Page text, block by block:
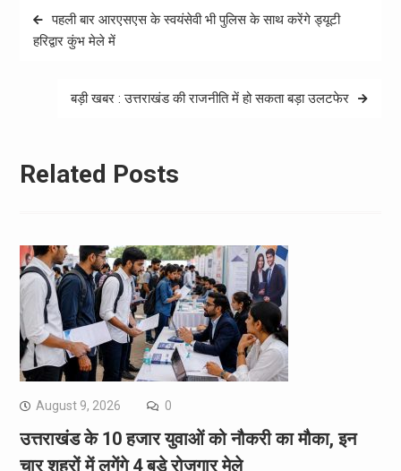
Post
navigation
पहली बार आरएसएस के स्वयंसेवी भी पुलिस के साथ करेंगे ड्यूटी
हरिद्वार कुंभ मेले में
बड़ी खबर : उत्तराखंड की राजनीति में हो सकता बड़ा उलटफेर
Related Posts
August 9, 2026 0
उत्तराखंड के 10 हजार युवाओं को नौकरी का मौका, इन
चार शहरों में लगेंगे 4 बड़े रोजगार मेले